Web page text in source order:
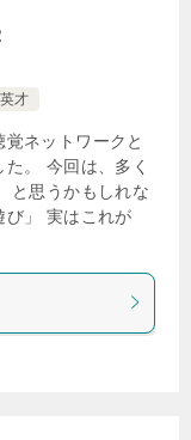
英才
ネットワークと
。 今回は、多く
と思うかもしれな
び」 実はこれが